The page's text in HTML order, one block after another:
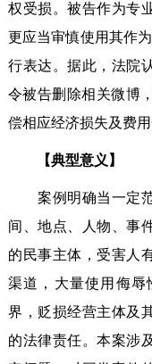
权受损。被告作为专
更应当审慎使用其作
行表达。据此，法院
令被告删除相关微博
偿相应经济损失及费用
【典型意义】
案例明确当一定范
间、地点、人物、事
的民事主体，受害人
渠道，大量使用侮辱
界，贬损经营主体及
的法律责任。本案涉